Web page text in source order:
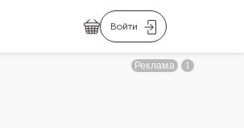
Войти